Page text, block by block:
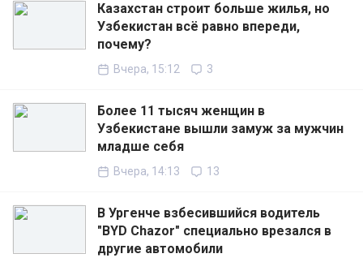
Казахстан строит больше жилья, но
Узбекистан всё равно впереди,
почему?
Вчера, 15:12 3
Более 11 тысяч женщин в
Узбекистане вышли замуж за мужчин
младше себя
Вчера, 14:13 13
В Ургенче взбесившийся водитель
"BYD Chazor" специально врезался в
другие автомобили